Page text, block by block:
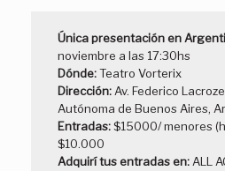
Única presentación en
noviembre a las 17:30hs
Dónde:Teatro Vorterix
Dirección: Av. Federico
Autónoma de Buenos Aires,
Entradas:$15000/ menores
$10.000
Adquirí tus entradas en: ALL